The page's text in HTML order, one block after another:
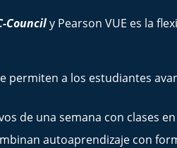
Councily Pearson VUE es la
permiten a los estudiantes
de una semana con clases
autoaprendizaje con